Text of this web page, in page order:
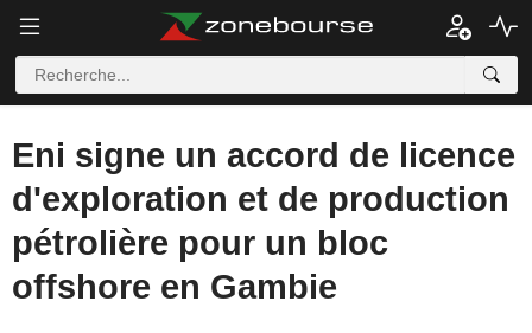
Eni signe un accord de licence
d'exploration et de production
pétrolière pour un bloc
offshore en Gambie